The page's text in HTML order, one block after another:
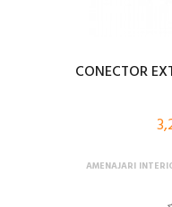
CONECTOR
AMENAJARI